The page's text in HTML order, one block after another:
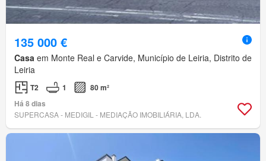
135 000 €
Casa em Monte Real e Carvide, Município de Leiria, Distrito de
Leiria
T2 1
80 m²
Há 8 dias
SUPERCASA - MEDIGIL - MEDIAÇÃO IMOBILIÁRIA, LDA.